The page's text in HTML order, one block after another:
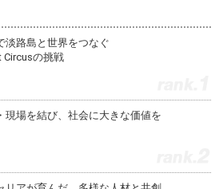
淡路島と世界をつなぐ
Circusの挑戦
現場を結び、社会に大きな価値を